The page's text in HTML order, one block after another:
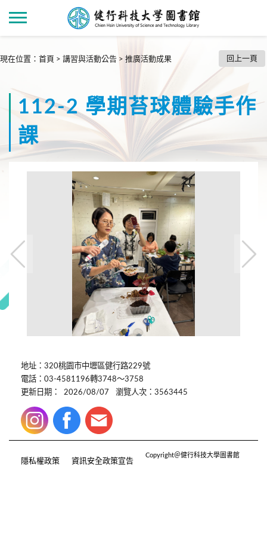
現在位置 ： 首頁 > 講習與活動公告 > 推廣活動成果 回上一頁
112-2 學期苔球體驗手作
課
地址：320桃園市中壢區健行路229號
電話：03-4581196轉3748～3758
更新日期：
2026/08/07 瀏覽人次：3563445
隱私權政策 資訊安全政策宣告
Copyright＠健行科技大學圖書館